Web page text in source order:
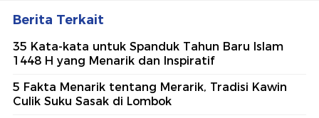
Berita Terkait
35 Kata-kata untuk Spanduk Tahun Baru Islam
1448 H yang Menarik dan Inspiratif
5 Fakta Menarik tentang Merarik, Tradisi Kawin
Culik Suku Sasak di Lombok